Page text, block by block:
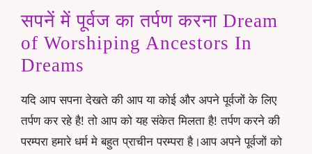
सपनें में पूर्वज का तर्पण करना Dream
of Worshiping Ancestors In
Dreams
यदि आप सपना देखते की आप या कोई और अपने पूर्वजों के लिए
तर्पण कर रहे है! तो आप को यह संकेत मिलता है! तर्पण करने की
परम्परा हमारे धर्म मे बहुत प्राचीन परम्परा है।आप अपने पूर्वजों को